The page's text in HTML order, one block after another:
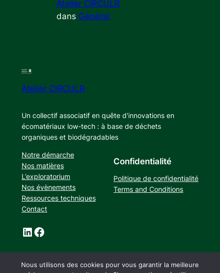
Atelier CIRCULR
dans Général
Atelier CIRCULR
Un collectif associatif en quête d'innovations en
écomatériaux low-tech : à base de déchets
organiques et biodégradables
Notre démarche
Nos matières
L’exploratorium
Nos évènements
Ressources techniques
Contact
Confidentialité
Politique de confidentialité
Terms and Conditions
LinkedIn Facebook
Nous utilisons des cookies pour vous garantir la meilleure